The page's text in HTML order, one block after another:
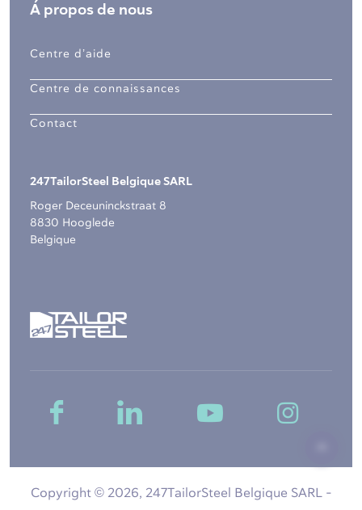
Á propos de nous
Centre d’aide
Centre de connaissances
Contact
247TailorSteel Belgique SARL
Roger Deceuninckstraat 8
8830 Hooglede
Belgique
Copyright © 2026, 247TailorSteel Belgique SARL -